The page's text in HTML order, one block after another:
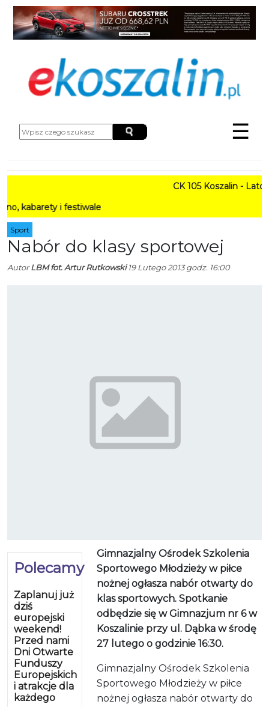
☰
CK 105 Koszalin - Lato w
i festiwale
Sport
Nabór do klasy sportowej
AutorLBM fot. Artur Rutkowski19 Lutego 2013 godz. 16:00
Polecamy
Zaplanuj już
dziś
europejski
weekend!
Przed nami
Dni Otwarte
Funduszy
Europejskich
i atrakcje dla
każdego
Gimnazjalny Ośrodek Szkolenia
Sportowego Młodzieży w piłce
nożnej ogłasza nabór otwarty do
klas sportowych. Spotkanie
odbędzie się w Gimnazjum nr 6 w
Koszalinie przy ul. Dąbka w środę
27 lutego o godzinie 16:30.
Gimnazjalny Ośrodek Szkolenia
Sportowego Młodzieży w piłce
nożnej ogłasza nabór otwarty do